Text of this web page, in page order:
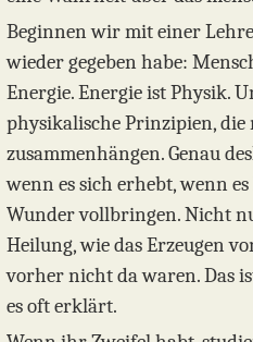
Beginnen wir mit einer
wieder gegeben habe:
Energie. Energie ist Physik.
physikalische Prinzipien, die
zusammenhängen. Genau
wenn es sich erhebt, wenn
Wunder vollbringen. Nicht
Heilung, wie das Erzeugen
vorher nicht da waren. Das
es oft erklärt.